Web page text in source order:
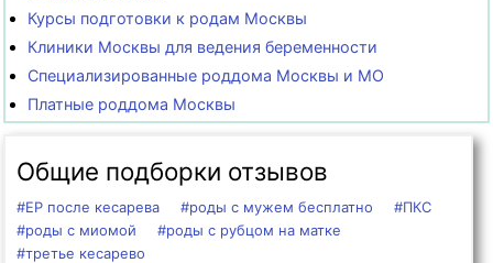
Курсы подготовки к родам Москвы
Клиники Москвы для ведения беременности
Специализированные роддома Москвы и МО
Платные роддома Москвы
Общие подборки отзывов
#ЕР после кесарева #роды с мужем бесплатно
#ПКС
#роды с миомой
#роды с рубцом на матке
#третье кесарево